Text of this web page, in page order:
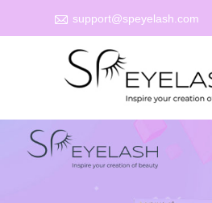
 support@speyelash.com